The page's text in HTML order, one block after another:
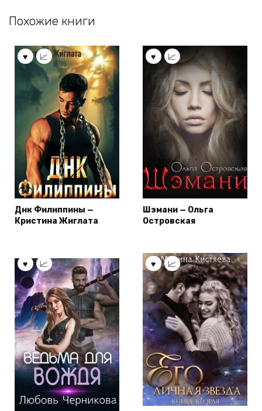
Похожие книги
Днк Филиппины —
Кристина Жиглата
Шэмани — Ольга
Островская